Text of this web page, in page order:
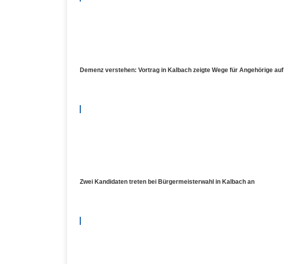
Demenz verstehen: Vortrag in Kalbach zeigte Wege für Angehörige auf
Zwei Kandidaten treten bei Bürgermeisterwahl in Kalbach an